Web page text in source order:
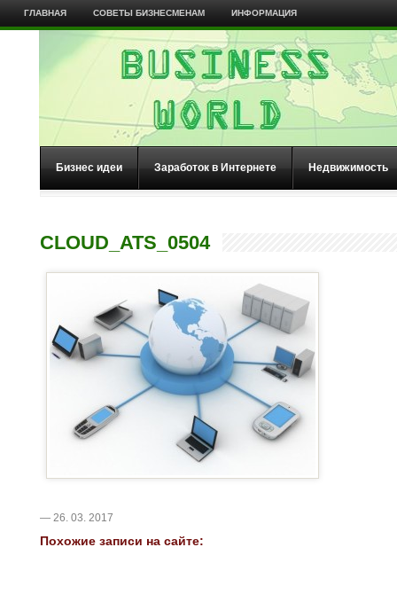
ГЛАВНАЯ СОВЕТЫ БИЗНЕСМЕНАМ ИНФОРМАЦИЯ
Бизнес идеи Заработок в Интернете Недвижимость
CLOUD_ATS_0504
— 26. 03. 2017
Похожие записи на сайте: